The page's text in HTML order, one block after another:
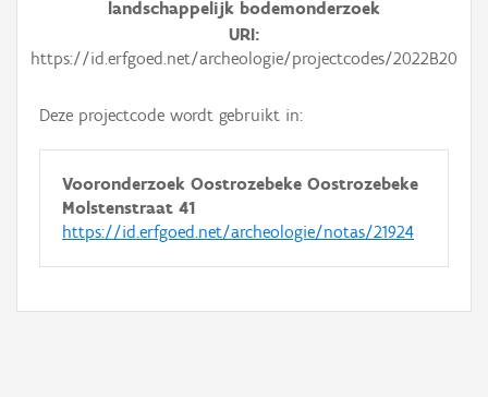
landschappelijk bodemonderzoek
URI
https://id.erfgoed.net/archeologie/projectcodes/2022B20
Deze projectcode wordt gebruikt in:
Vooronderzoek Oostrozebeke Oostrozebeke
Molstenstraat 41
https://id.erfgoed.net/archeologie/notas/21924